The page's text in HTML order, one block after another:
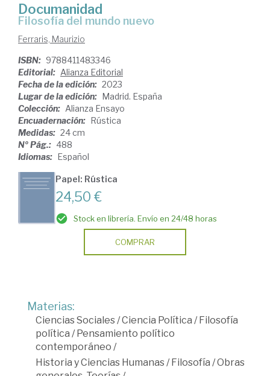
Documanidad
filosofía del mundo nuevo
Ferraris, Maurizio
ISBN: 9788411483346
Editorial: Alianza Editorial
Fecha de la edición: 2023
Lugar de la edición: Madrid. España
Colección: Alianza Ensayo
Encuadernación: Rústica
Medidas: 24 cm
Nº Pág.: 488
Idiomas: Español
Papel: Rústica
24,50 €
Stock en librería. Envío en 24/48 horas
COMPRAR
Materias:
Ciencias Sociales/Ciencia Política /Filosofía
política /Pensamiento político
contemporáneo /
Historia y Ciencias Humanas/Filosofía /Obras